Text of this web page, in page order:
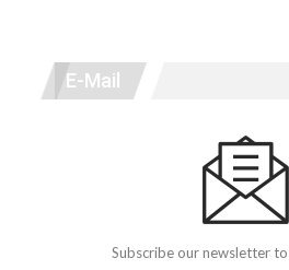
E-Mail
Subscribe our newsletter